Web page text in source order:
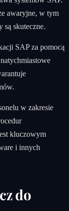
awaryjne, w tym
są skuteczne.
SAP za pomocą
w zakresie
kluczowym
i innych
do